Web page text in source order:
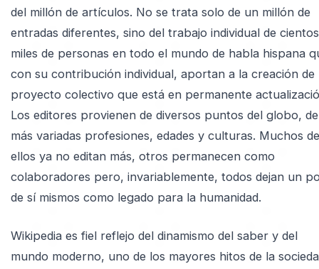
del millón de artículos. No se trata solo de un millón de
entradas diferentes, sino del trabajo individual de
miles de personas en todo el mundo de habla hispana
con su contribución individual, aportan a la creación de
proyecto colectivo que está en permanente
Los editores provienen de diversos puntos del globo,
más variadas profesiones, edades y culturas. Muchos de
ellos ya no editan más, otros permanecen como
colaboradores pero, invariablemente, todos dejan un
de sí mismos como legado para la humanidad.
Wikipedia es fiel reflejo del dinamismo del saber y del
mundo moderno, uno de los mayores hitos de la